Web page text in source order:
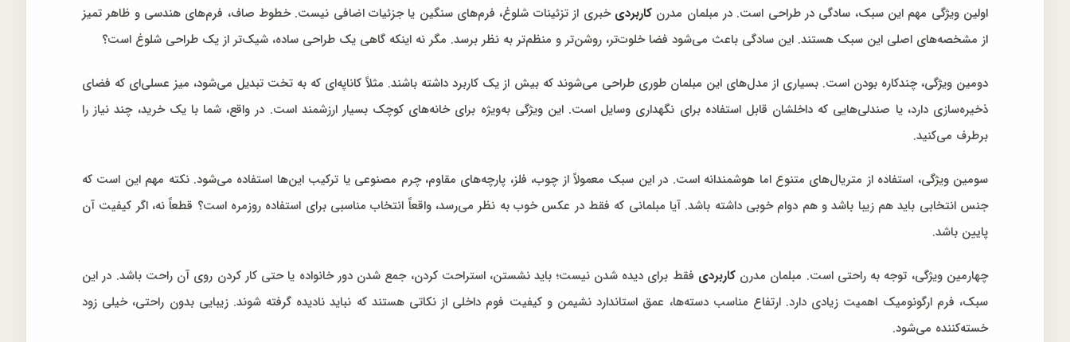
اولین ویژگی مهم این سبک، سادگی در طراحی است. در مبلمان مدرنکاربردی خبری از تزئینات شلوغ، فرم‌های سنگین یا جزئیات اضافی نیست. خطوط صاف، فرم‌های هندسی و ظاهر تمیز
از مشخصه‌های اصلی این سبک هستند. این سادگی باعث می‌شود فضا خلوت‌تر، روشن‌تر و منظم‌تر به نظر برسد. مگر نه اینکه گاهی یک طراحی ساده، شیک‌تر از یک طراحی شلوغ است؟
دومین ویژگی، چندکاره بودن است. بسیاری از مدل‌های این مبلمان طوری طراحی می‌شوند که بیش از یک کاربرد داشته باشند. مثلاً کاناپه‌ای که به تخت تبدیل می‌شود، میز عسلی‌ای که فضای
ذخیره‌سازی دارد، یا صندلی‌هایی که داخلشان قابل استفاده برای نگهداری وسایل است. این ویژگی به‌ویژه برای خانه‌های کوچک بسیار ارزشمند است. در واقع، شما با یک خرید، چند نیاز را
برطرف می‌کنید.
سومین ویژگی، استفاده از متریال‌های متنوع اما هوشمندانه است. در این سبک معمولاً از چوب، فلز، پارچه‌های مقاوم، چرم مصنوعی یا ترکیب این‌ها استفاده می‌شود. نکته مهم این است که
جنس انتخابی باید هم زیبا باشد و هم دوام خوبی داشته باشد. آیا مبلمانی که فقط در عکس خوب به نظر می‌رسد، واقعاً انتخاب مناسبی برای استفاده روزمره است؟ قطعاً نه، اگر کیفیت آن
پایین باشد.
چهارمین ویژگی، توجه به راحتی است. مبلمان مدرنکاربردی فقط برای دیده شدن نیست؛ باید نشستن، استراحت کردن، جمع شدن دور خانواده یا حتی کار کردن روی آن راحت باشد. در این
سبک، فرم ارگونومیک اهمیت زیادی دارد. ارتفاع مناسب دسته‌ها، عمق استاندارد نشیمن و کیفیت فوم داخلی از نکاتی هستند که نباید نادیده گرفته شوند. زیبایی بدون راحتی، خیلی زود
خسته‌کننده می‌شود.